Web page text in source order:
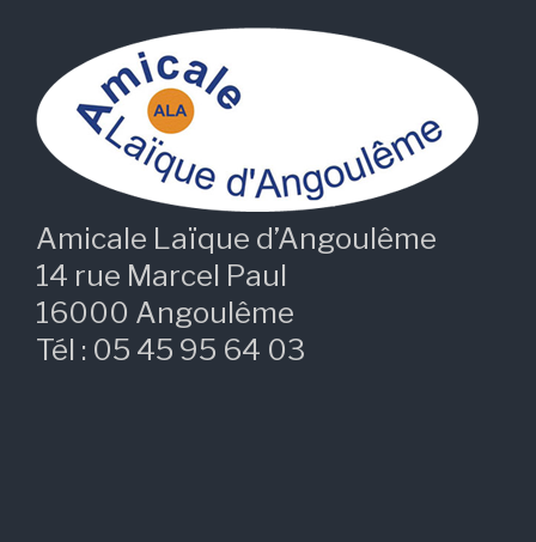
Amicale Laïque d’Angoulême
14 rue Marcel Paul
16000 Angoulême
Tél : 05 45 95 64 03